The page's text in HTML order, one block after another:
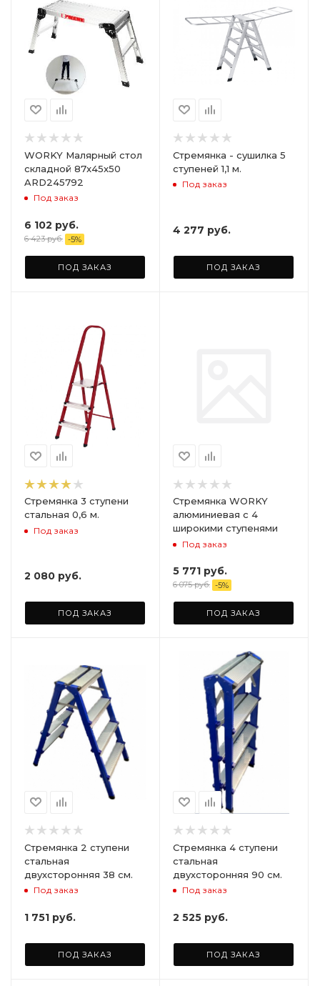
WORKY Малярный стол
складной 87x45x50
ARD245792
Под заказ
6 102 руб.
6 423руб. -5%
ПОД ЗАКАЗ
Стремянка - сушилка 5
ступеней 1,1 м.
Под заказ
4 277 руб.
ПОД ЗАКАЗ
Стремянка 3 ступени
стальная 0,6 м.
Под заказ
2 080 руб.
ПОД ЗАКАЗ
Стремянка WORKY
алюминиевая с 4
широкими ступенями
Под заказ
5 771 руб.
6 075руб. -5%
ПОД ЗАКАЗ
Стремянка 2 ступени
стальная
двухсторонняя 38 см.
Под заказ
1 751 руб.
ПОД ЗАКАЗ
Стремянка 4 ступени
стальная
двухсторонняя 90 см.
Под заказ
2 525 руб.
ПОД ЗАКАЗ